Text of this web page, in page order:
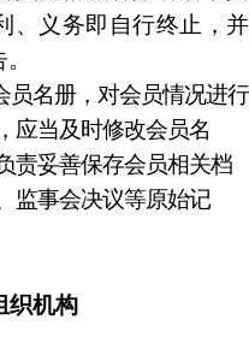
、义务即自行终止，并
员名册，对会员情况进行
应当及时修改会员名
责妥善保存会员相关档
监事会决议等原始记
织机构